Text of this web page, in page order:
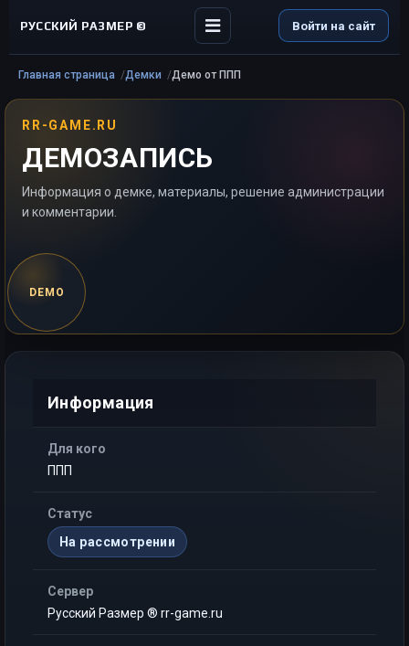
РУССКИЙ РАЗМЕР © Войти на сайт
Главная страница Демки Демо от ППП
RR-GAME.RU
ДЕМОЗАПИСЬ
Информация о демке, материалы, решение администрации
и комментарии.
DEMO
Информация
Для кого
ППП
Статус
На рассмотрении
Сервер
Русский Размер ® rr-game.ru